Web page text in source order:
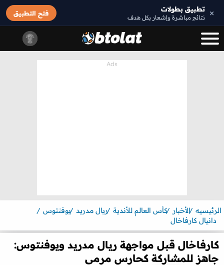
× تطبيق بطولات
نتائج مباشرة وإشعار بكل هدف
فتح التطبيق
الرئيسيه الأخبار كأس العالم للأندية ريال مدريد يوفنتوس
دانيال كارفاخال
كارفاخال قبل مواجهة ريال مدريد ويوفنتوس:
جاهز للمشاركة كحارس مرمى